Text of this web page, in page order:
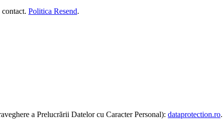
Politica Resend.
a Prelucrării Datelor cu Caracter Personal): dataprotection.ro.